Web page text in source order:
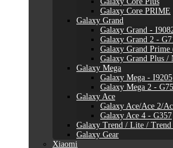
Galaxy Core PRIME
Galaxy Grand
Galaxy Grand -
Galaxy Grand 2 -
Galaxy Grand Prime
Galaxy Grand Plus /
Galaxy Mega
Galaxy Mega - I9205
Galaxy Mega 2 -
Galaxy Ace
Galaxy Ace/Ace 2/
Galaxy Ace 4 - G357
Galaxy Trend / Lite / Trend
Galaxy Gear
Xiaomi